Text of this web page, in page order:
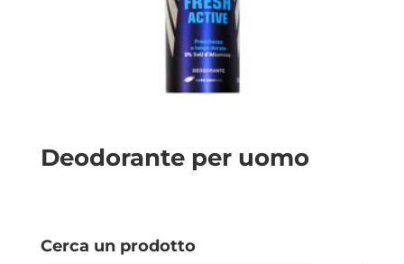
Deodorante per uomo
Cerca un prodotto